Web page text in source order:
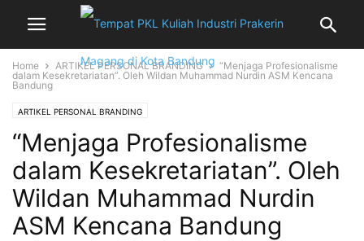
Home ARTIKEL PERSONAL BRANDING
“Menjaga Profesionalisme
dalam Kesekretariatan”. Oleh Wildan Muhammad Nurdin ASM Kencana
Bandung
ARTIKEL PERSONAL BRANDING
“Menjaga Profesionalisme
dalam Kesekretariatan”. Oleh
Wildan Muhammad Nurdin
ASM Kencana Bandung